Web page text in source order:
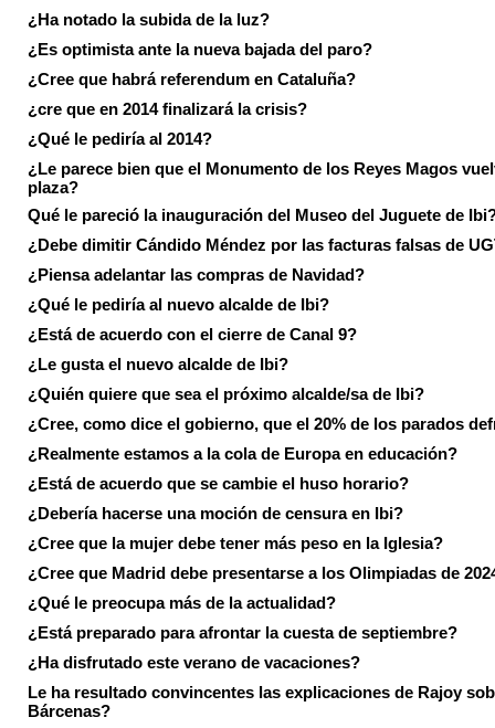
¿Ha notado la subida de la luz?
¿Es optimista ante la nueva bajada del paro?
¿Cree que habrá referendum en Cataluña?
¿cre que en 2014 finalizará la crisis?
¿Qué le pediría al 2014?
¿Le parece bien que el Monumento de los Reyes Magos
plaza?
Qué le pareció la inauguración del Museo del Juguete de
¿Debe dimitir Cándido Méndez por las facturas falsas de
¿Piensa adelantar las compras de Navidad?
¿Qué le pediría al nuevo alcalde de Ibi?
¿Está de acuerdo con el cierre de Canal 9?
¿Le gusta el nuevo alcalde de Ibi?
¿Quién quiere que sea el próximo alcalde/sa de Ibi?
¿Cree, como dice el gobierno, que el 20% de los parados
¿Realmente estamos a la cola de Europa en educación?
¿Está de acuerdo que se cambie el huso horario?
¿Debería hacerse una moción de censura en Ibi?
¿Cree que la mujer debe tener más peso en la Iglesia?
¿Cree que Madrid debe presentarse a los Olimpiadas de
¿Qué le preocupa más de la actualidad?
¿Está preparado para afrontar la cuesta de septiembre?
¿Ha disfrutado este verano de vacaciones?
Le ha resultado convincentes las explicaciones de Rajoy
Bárcenas?